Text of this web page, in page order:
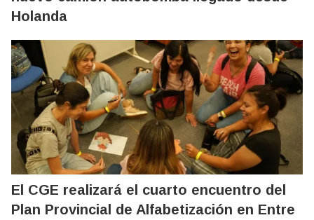
Holanda
El CGE realizará el cuarto encuentro del
Plan Provincial de Alfabetización en Entre